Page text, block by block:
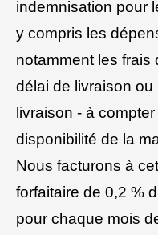
indemnisation pour
y compris les
notamment les frais
délai de livraison
livraison - à
disponibilité de la
Nous facturons à
forfaitaire de 0,2 %
pour chaque mois